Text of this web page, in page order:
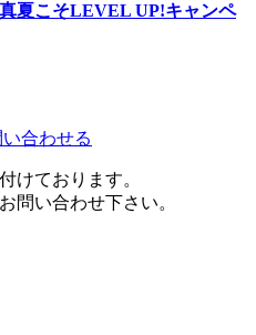
夏こそLEVEL UP!キャンペ
合わせる
けております。
問い合わせ下さい。